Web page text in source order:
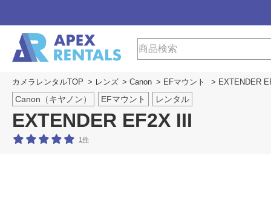
カメラレンタルTOP > レンズ > Canon > EFマウント > EXTENDER
Canon（キヤノン）
EXTENDER EF2X III
EFマウント レンタル
1件